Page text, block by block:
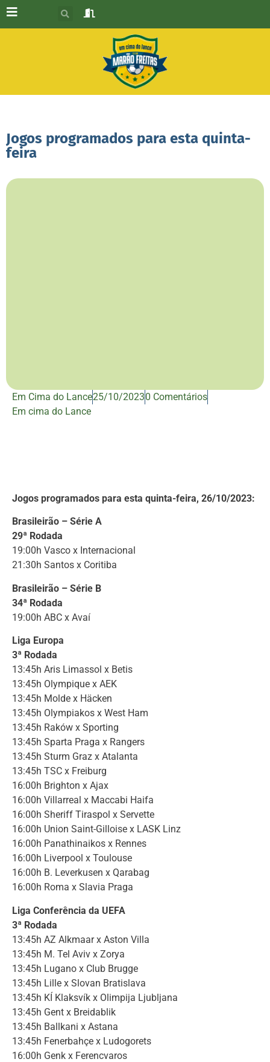
Jogos programados para esta quinta-
feira
Em Cima do Lance25/10/20230 Comentários
Em cima do Lance
Jogos programados para esta quinta-feira, 26/10/2023:
Brasileirão – Série A
29ª Rodada
19:00h Vasco x Internacional
21:30h Santos x Coritiba
Brasileirão – Série B
34ª Rodada
19:00h ABC x Avaí
Liga Europa
3ª Rodada
13:45h Aris Limassol x Betis
13:45h Olympique x AEK
13:45h Molde x Häcken
13:45h Olympiakos x West Ham
13:45h Raków x Sporting
13:45h Sparta Praga x Rangers
13:45h Sturm Graz x Atalanta
13:45h TSC x Freiburg
16:00h Brighton x Ajax
16:00h Villarreal x Maccabi Haifa
16:00h Sheriff Tiraspol x Servette
16:00h Union Saint-Gilloise x LASK Linz
16:00h Panathinaikos x Rennes
16:00h Liverpool x Toulouse
16:00h B. Leverkusen x Qarabag
16:00h Roma x Slavia Praga
Liga Conferência da UEFA
3ª Rodada
13:45h AZ Alkmaar x Aston Villa
13:45h M. Tel Aviv x Zorya
13:45h Lugano x Club Brugge
13:45h Lille x Slovan Bratislava
13:45h KÍ Klaksvík x Olimpija Ljubljana
13:45h Gent x Breidablik
13:45h Ballkani x Astana
13:45h Fenerbahçe x Ludogorets
16:00h Genk x Ferencvaros